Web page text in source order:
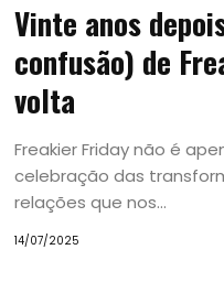
Vinte anos
confusão) de
volta
Freakier Friday não é
celebração das
relações que nos...
14/07/2025